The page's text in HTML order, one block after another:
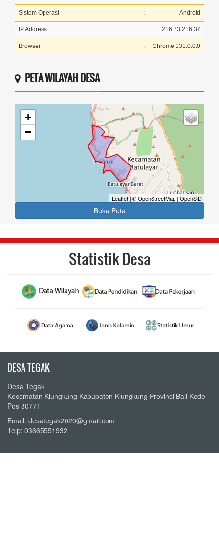
Sistem Operasi : Android
IP Address : 216.73.216.37
Browser : Chrome 131.0.0.0
PETA WILAYAH DESA
+
−
Leaflet|© OpenStreetMap | OpenSID
Buka Peta
Statistik Desa
DESA TEGAK
Desa Tegak
Kecamatan Klungkung Kabupaten Klungkung Provinsi Bali Kode
Pos 80771
Email: desategak2020@gmail.com
Telp: 03665551932